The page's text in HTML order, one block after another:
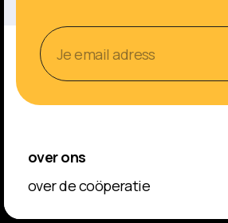
over ons
over de coöperatie